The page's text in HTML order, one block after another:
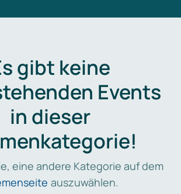
gibt keine
Events
in dieser
eine andere Kategorie auf dem
auszuwählen.